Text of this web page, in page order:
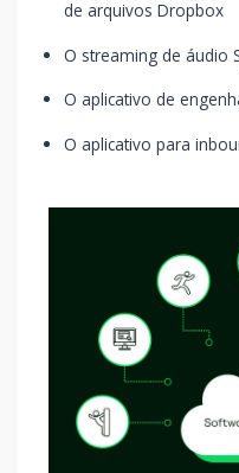
de arquivos Dropbox
O streaming de áudio
O aplicativo de
O aplicativo para